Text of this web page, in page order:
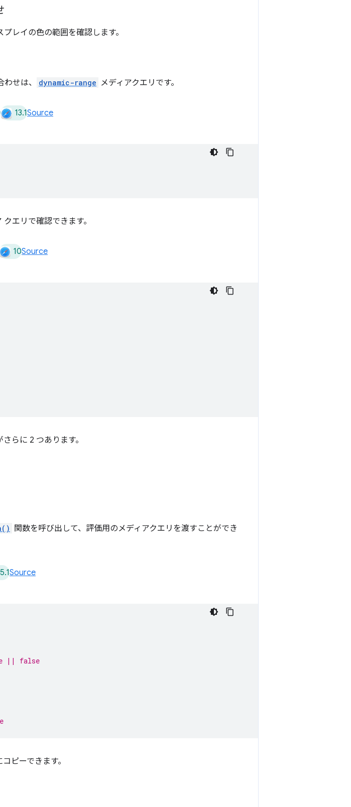
レイの色の範囲を確認します。
せは、 dynamic-range メディアクエリです。
13.1Source
クエリで確認できます。
10Source
らに 2 つあります。
関数を呼び出して、評価用のメディアクエリを渡すことができ
5.1Source
|| false
ピーできます。